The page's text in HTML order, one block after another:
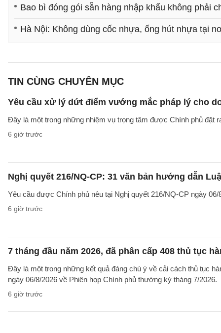
Bao bì đóng gói sẵn hàng nhập khẩu không phải
Hà Nội: Không dùng cốc nhựa, ống hút nhựa tại
TIN CÙNG CHUYÊN MỤC
Yêu cầu xử lý dứt điểm vướng mắc pháp lý cho
Đây là một trong những nhiệm vụ trọng tâm được Chính phủ đặt
6 giờ trước
Nghị quyết 216/NQ-CP: 31 văn bản hướng dẫn
Yêu cầu được Chính phủ nêu tại Nghị quyết 216/NQ-CP ngày
6 giờ trước
7 tháng đầu năm 2026, đã phân cấp 408 thủ tục
Đây là một trong những kết quả đáng chú ý về cải cách thủ tục
ngày 06/8/2026 về Phiên họp Chính phủ thường kỳ tháng 7/2026.
6 giờ trước